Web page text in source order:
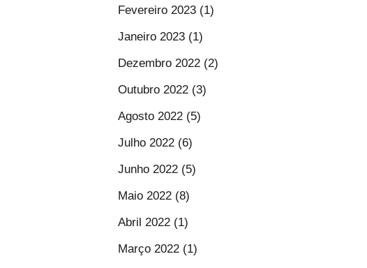
Fevereiro 2023 (1)
Janeiro 2023 (1)
Dezembro 2022 (2)
Outubro 2022 (3)
Agosto 2022 (5)
Julho 2022 (6)
Junho 2022 (5)
Maio 2022 (8)
Abril 2022 (1)
Março 2022 (1)